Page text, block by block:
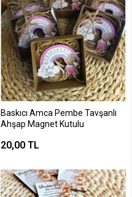
Baskıcı Amca Pembe Tavşanlı
Ahşap Magnet Kutulu
20,00 TL